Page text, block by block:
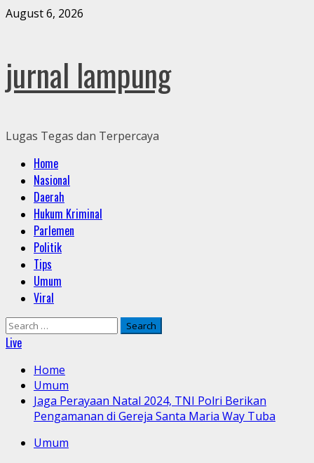
Skip
August 6, 2026
jurnal lampung
Lugas Tegas dan Terpercaya
Primary
Menu
Home
Nasional
Daerah
Hukum Kriminal
Parlemen
Politik
Tips
Umum
Viral
Search
for:
Live
Home
Umum
Jaga Perayaan Natal 2024, TNI Polri Berikan
Pengamanan di Gereja Santa Maria Way Tuba
Umum